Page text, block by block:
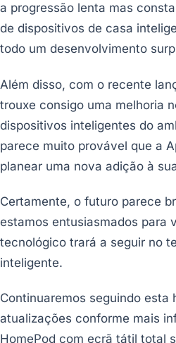
a progressão lenta mas
de dispositivos de casa
todo um desenvolvimento
Além disso, com o recente
trouxe consigo uma melhoria
dispositivos inteligentes do
parece muito provável que a
planear uma nova adição à
Certamente, o futuro parece
estamos entusiasmados para
tecnológico trará a seguir no
inteligente.
Continuaremos seguindo esta
atualizações conforme mais
HomePod com ecrã tátil total